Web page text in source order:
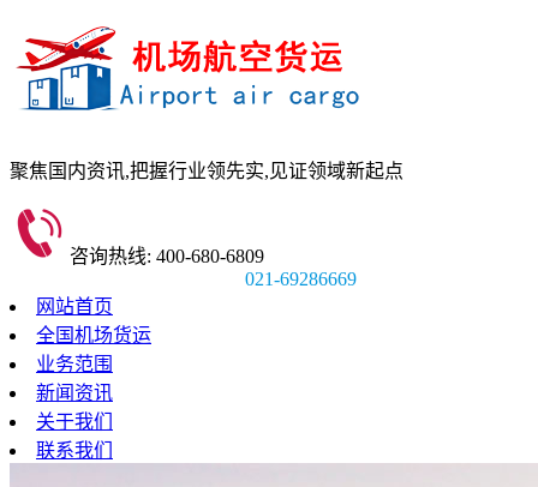
聚焦国内资讯,把握行业领先实,见证领域新起点
咨询热线: 400-680-6809
021-69286669
网站首页
全国机场货运
业务范围
新闻资讯
关于我们
联系我们